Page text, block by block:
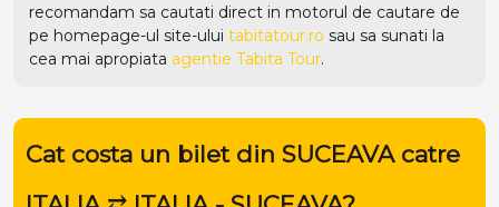
recomandam sa cautati direct in motorul de cautare de
pe homepage-ul site-ului tabitatour.ro sau sa sunati la
cea mai apropiata agentie Tabita Tour.
Cat costa un bilet din SUCEAVA catre